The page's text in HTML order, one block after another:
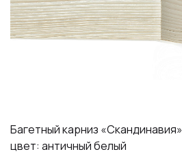
Багетный карниз «Скандинавия»
цвет: античный белый